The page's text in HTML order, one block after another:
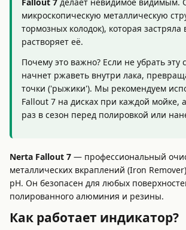
микроскопическую металлическую
тормозных колодок), которая застряла
растворяет её.
Почему это важно? Если не убрать эту
начнет ржаветь внутри лака,
точки ('рыжики'). Мы рекомендуем
Fallout 7 на дисках при каждой мойке,
раз в сезон перед полировкой или
Nerta Fallout 7 — профессиональный
металлических вкраплений (Iron
pH. Он безопасен для любых
полированного алюминия и резины.
Как работает индикатор?